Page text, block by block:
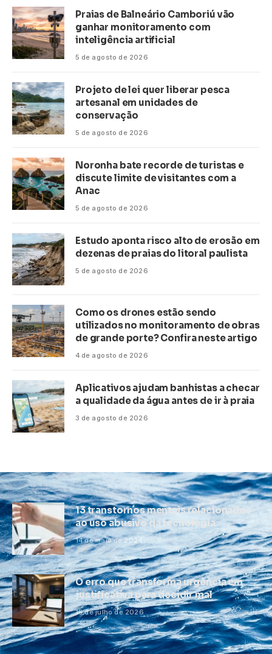
Praias de Balneário Camboriú vão
ganhar monitoramento com
inteligência artificial
5 de agosto de 2026
Projeto de lei quer liberar pesca
artesanal em unidades de
conservação
5 de agosto de 2026
Noronha bate recorde de turistas e
discute limite de visitantes com a
Anac
5 de agosto de 2026
Estudo aponta risco alto de erosão em
dezenas de praias do litoral paulista
5 de agosto de 2026
Como os drones estão sendo
utilizados no monitoramento de obras
de grande porte? Confira neste artigo
4 de agosto de 2026
Aplicativos ajudam banhistas a checar
a qualidade da água antes de ir à praia
3 de agosto de 2026
13 transtornos mentais relacionados
ao uso abusivo da tecnologia
14 de maio de 2024
O erro que transforma urgência em
justificativa para decidir mal
15 de julho de 2026